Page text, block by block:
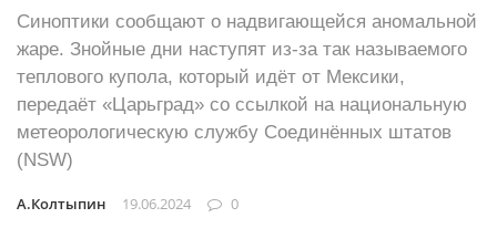
Синоптики сообщают о надвигающейся аномальной
жаре. Знойные дни наступят из-за так называемого
теплового купола, который идёт от Мексики,
передаёт «Царьград» со ссылкой на национальную
метеорологическую службу Соединённых штатов
(NSW)
А.Колтыпин 19.06.2024 0